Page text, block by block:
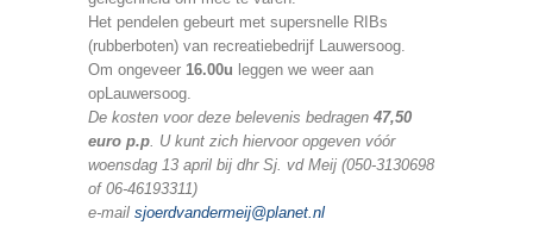
Het pendelen gebeurt met supersnelle RIBs
(rubberboten) van recreatiebedrijf Lauwersoog.
Om ongeveer 16.00u leggen we weer aan
opLauwersoog.
De kosten voor deze belevenis bedragen 47,50
euro p.p . U kunt zich hiervoor opgeven vóór
woensdag 13 april bij dhr Sj. vd Meij (050-3130698
of 06-46193311)
e-mail sjoerdvandermeij@planet.nl